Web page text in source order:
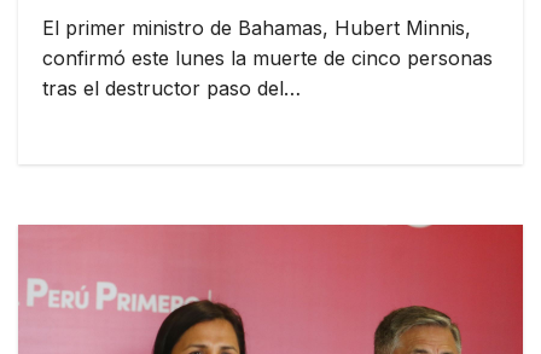
El primer ministro de Bahamas, Hubert Minnis,
confirmó este lunes la muerte de cinco personas
tras el destructor paso del…